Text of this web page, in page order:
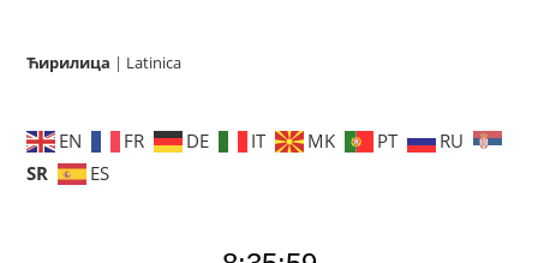
Ћирилица | Latinica
EN FR DE IT MK PT
RU
SR
ES